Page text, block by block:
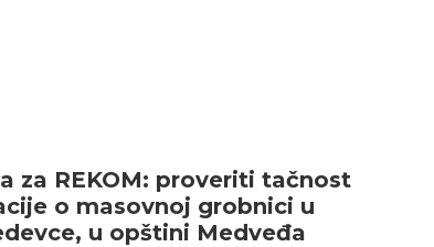
za REKOM: proveriti tačnost
o masovnoj grobnici u
u opštini Medveđa